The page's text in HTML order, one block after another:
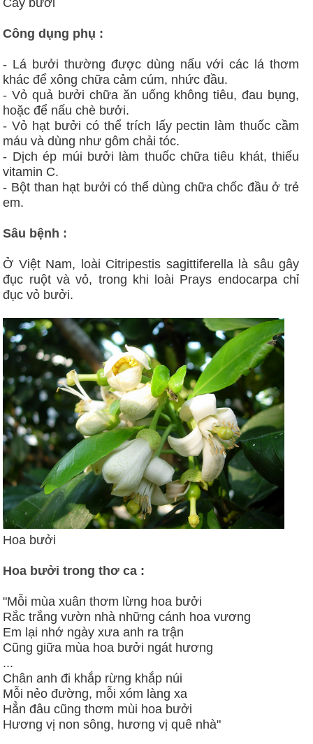
Cây bưởi
Công dụng phụ :
- Lá bưởi thường được dùng nấu với các lá thơm
khác để xông chữa cảm cúm, nhức đầu.
- Vỏ quả bưởi chữa ăn uống không tiêu, đau bụng,
hoặc để nấu chè bưởi.
- Vỏ hạt bưởi có thể trích lấy pectin làm thuốc cầm
máu và dùng như gôm chải tóc.
- Dịch ép múi bưởi làm thuốc chữa tiêu khát, thiếu
vitamin C.
- Bột than hạt bưởi có thể dùng chữa chốc đầu ở trẻ
em.
Sâu bệnh :
Ở Việt Nam, loài Citripestis sagittiferella là sâu gây
đục ruột và vỏ, trong khi loài Prays endocarpa chỉ
đục vỏ bưởi.
Hoa bưởi
Hoa bưởi trong thơ ca :
"Mỗi mùa xuân thơm lừng hoa bưởi
Rắc trắng vườn nhà những cánh hoa vương
Em lại nhớ ngày xưa anh ra trận
Cũng giữa mùa hoa bưởi ngát hương
...
Chân anh đi khắp rừng khắp núi
Mỗi nẻo đường, mỗi xóm làng xa
Hẳn đâu cũng thơm mùi hoa bưởi
Hương vị non sông, hương vị quê nhà"